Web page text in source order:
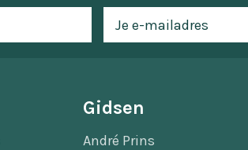
Gidsen
André Prins